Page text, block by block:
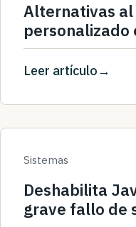
Alternativas al
personalizado
Leer artículo
Sistemas
Deshabilita
grave fallo de